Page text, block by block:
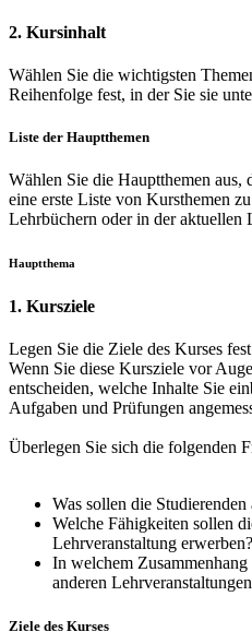
2. Kursinhalt
Wählen Sie die wichtigsten
Reihenfolge fest, in der Sie sie
Liste der Hauptthemen
Wählen Sie die Hauptthemen
eine erste Liste von Kursthemen
Lehrbüchern oder in der aktuellen
Hauptthema
1. Kursziele
Legen Sie die Ziele des Kurses
Wenn Sie diese Kursziele vor
entscheiden, welche Inhalte Sie
Aufgaben und Prüfungen
Überlegen Sie sich die folgenden
Was sollen die
Welche Fähigkeiten sollen
Lehrveranstaltung erwerben?
In welchem
anderen
Ziele des Kurses